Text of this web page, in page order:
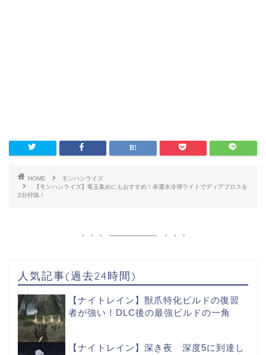
HOME
モンハンライズ
【モンハンライズ】竜玉集めにもおすすめ！幸運水冷弾ライトでディアブロスを
2分狩猟！
人気記事(過去24時間)
【ナイトレイン】獣爪特化ビルドの復習
者が強い！DLC後の最強ビルドの一角
【ナイトレイン】深き夜 深度5に到達し